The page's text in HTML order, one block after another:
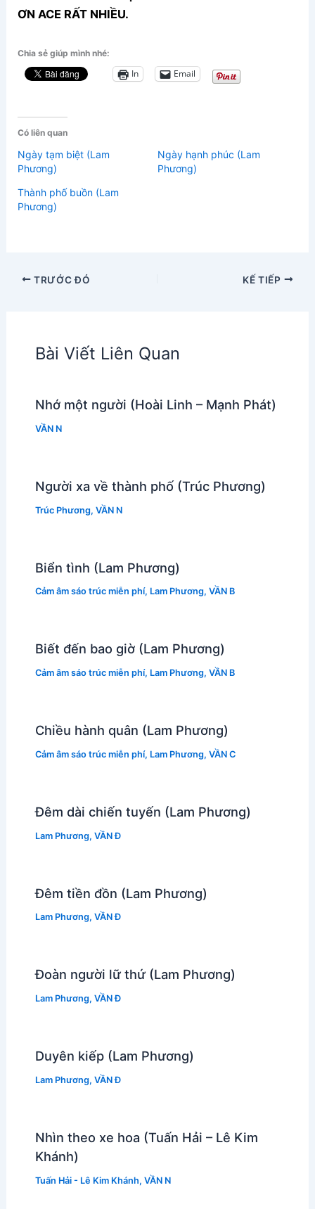
ƠN ACE RẤT NHIỀU.
Chia sẻ giúp mình nhé:
In Email
Có liên quan
Ngày tạm biệt (Lam
Phương)
Ngày hạnh phúc (Lam
Phương)
Thành phố buồn (Lam
Phương)
TRƯỚC ĐÓ KẾ TIẾP
Bài Viết Liên Quan
Nhớ một người (Hoài Linh – Mạnh Phát)
VẦN N
Người xa về thành phố (Trúc Phương)
Trúc Phương, VẦN N
Biển tình (Lam Phương)
Cảm âm sáo trúc miễn phí, Lam Phương, VẦN B
Biết đến bao giờ (Lam Phương)
Cảm âm sáo trúc miễn phí, Lam Phương, VẦN B
Chiều hành quân (Lam Phương)
Cảm âm sáo trúc miễn phí, Lam Phương, VẦN C
Đêm dài chiến tuyến (Lam Phương)
Lam Phương, VẦN Đ
Đêm tiền đồn (Lam Phương)
Lam Phương, VẦN Đ
Đoàn người lữ thứ (Lam Phương)
Lam Phương, VẦN Đ
Duyên kiếp (Lam Phương)
Lam Phương, VẦN Đ
Nhìn theo xe hoa (Tuấn Hải – Lê Kim
Khánh)
Tuấn Hải - Lê Kim Khánh, VẦN N